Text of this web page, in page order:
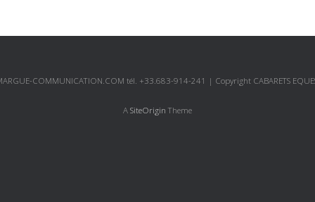
COMMUNICATION.COM tél. +33.683-914-241 | Copyright CABARETS
A SiteOrigin Theme